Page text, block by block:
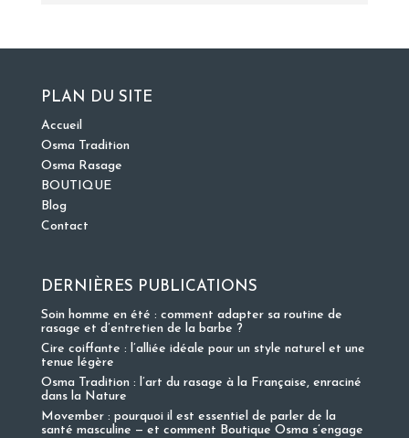
PLAN DU SITE
Accueil
Osma Tradition
Osma Rasage
BOUTIQUE
Blog
Contact
DERNIÈRES PUBLICATIONS
Soin homme en été : comment adapter sa routine de
rasage et d’entretien de la barbe ?
Cire coiffante : l’alliée idéale pour un style naturel et une
tenue légère
Osma Tradition : l’art du rasage à la Française, enraciné
dans la Nature
Movember : pourquoi il est essentiel de parler de la
santé masculine — et comment Boutique Osma s’engage